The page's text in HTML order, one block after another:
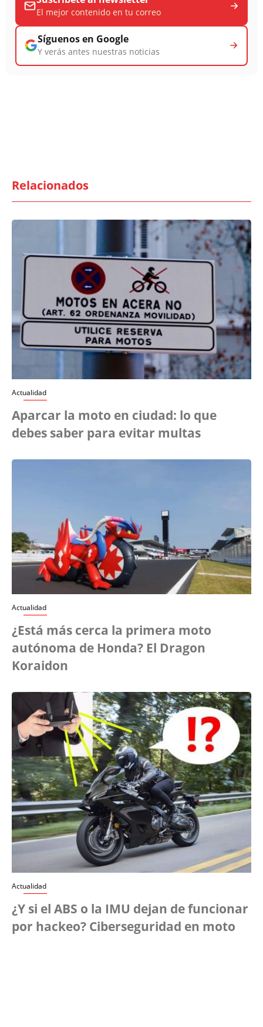
El mejor contenido en tu correo
Síguenos en Google
Y verás antes nuestras noticias
Relacionados
Actualidad
Aparcar la moto en ciudad: lo que
debes saber para evitar multas
Actualidad
¿Está más cerca la primera moto
autónoma de Honda? El Dragon
Koraidon
Actualidad
¿Y si el ABS o la IMU dejan de funcionar
por hackeo? Ciberseguridad en moto